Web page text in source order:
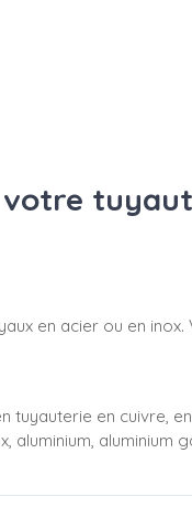
votre
en acier ou en inox.
tuyauterie en cuivre,
aluminium, aluminium